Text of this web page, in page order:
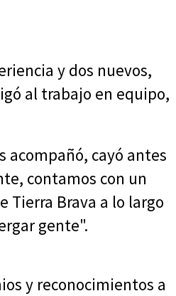
y dos nuevos,
al trabajo en equipo,
acompañó, cayó antes
contamos con un
Tierra Brava a lo largo
gente".
y reconocimientos a